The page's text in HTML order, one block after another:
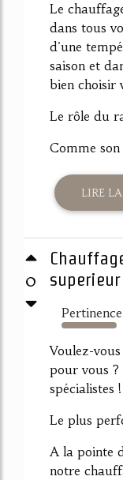
Le
dans tous
d'une
saison et
bien choisir
Le rôle du
Comme
LIRE
0
Pertinence
1595%
Voulez-
pour vous
spécialistes !
Le plus
A la pointe
notre